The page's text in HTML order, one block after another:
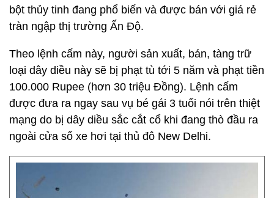
bột thủy tinh đang phổ biến và được bán với giá rẻ
tràn ngập thị trường Ấn Độ.
Theo lệnh cấm này, người sản xuất, bán, tàng trữ
loại dây diều này sẽ bị phạt tù tới 5 năm và phạt tiền
100.000 Rupee (hơn 30 triệu Đồng). Lệnh cấm
được đưa ra ngay sau vụ bé gái 3 tuổi nói trên thiệt
mạng do bị dây diều sắc cắt cổ khi đang thò đầu ra
ngoài cửa sổ xe hơi tại thủ đô New Delhi.